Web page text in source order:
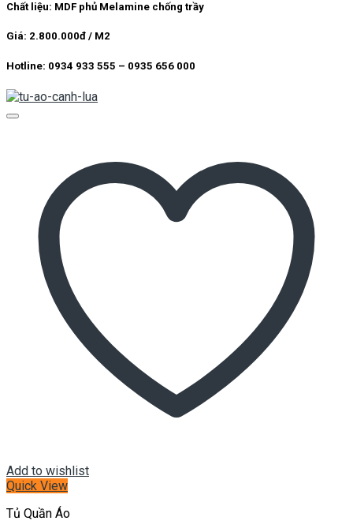
Chất liệu: MDF phủ Melamine chống trầy
Giá: 2.800.000đ / M2
Hotline: 0934 933 555 – 0935 656 000
Add to wishlist
Quick View
Tủ Quần Áo